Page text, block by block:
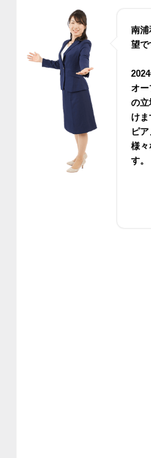
南浦
望で
オー
の立
けま
ピ
様々
す。
で